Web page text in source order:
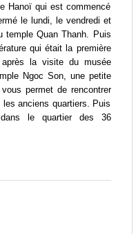
Hanoï qui est commencé
le lundi, le vendredi et
temple Quan Thanh. Puis
qui était la première
après la visite du musée
Ngoc Son, une petite
permet de rencontrer
anciens quartiers. Puis
le quartier des 36